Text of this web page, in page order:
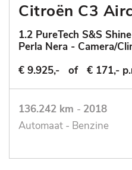
Citroën C3
1.2 PureTech S&S
Perla Nera - Camera/
€ 9.925,-
of € 171,-
136.242 km - 2018
Automaat - Benzine